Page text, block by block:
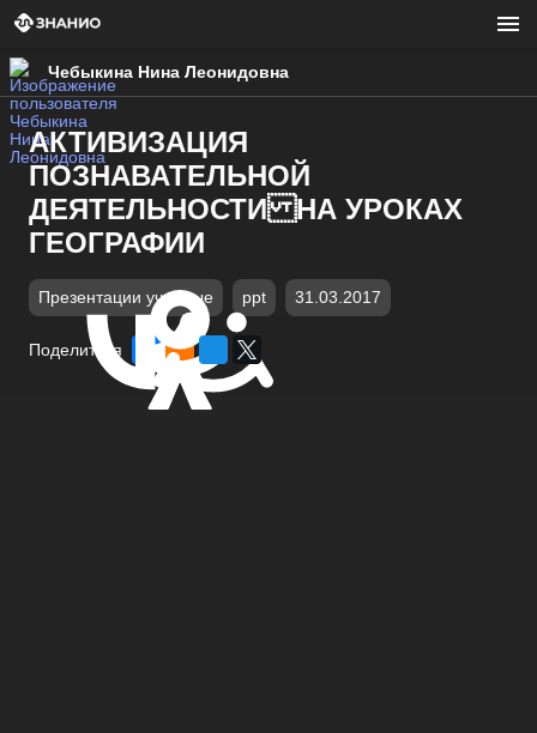
Чебыкина Нина Леонидовна
АКТИВИЗАЦИЯ
ПОЗНАВАТЕЛЬНОЙ
ДЕЯТЕЛЬНОСТИ НА УРОКАХ
ГЕОГРАФИИ
Презентации учебные ppt 31.03.2017
Поделиться